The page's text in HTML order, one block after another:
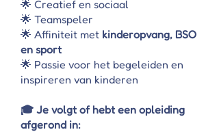
🌟 Creatief en sociaal
🌟 Teamspeler
🌟 Affiniteit met kinderopvang, BSO
en sport
🌟 Passie voor het begeleiden en
inspireren van kinderen
🎓 Je volgt of hebt een opleiding
afgerond in: